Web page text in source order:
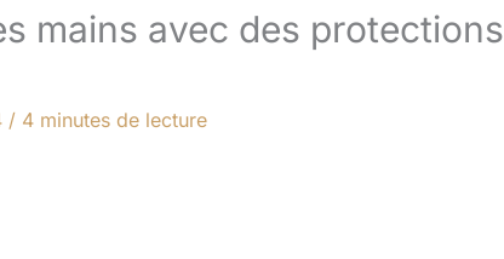
mains avec des protections
/ 4 minutes de lecture